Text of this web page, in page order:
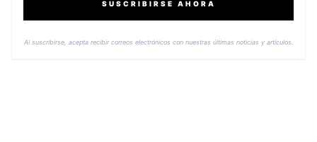
SUSCRIBIRSE AHORA
Al suscribirse, acepta recibir correos electrónicos con nuestras últimas noticias y artículos.